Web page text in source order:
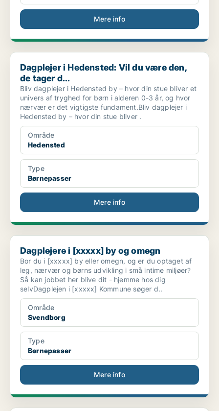
Mere info
Dagplejer i Hedensted: Vil du være den, de tager d...
Dagplejer i Hedensted: Vil du være den,
de tager d...
Bliv dagplejer i Hedensted by – hvor din stue bliver et
univers af tryghed for børn i alderen 0-3 år, og hvor
nærvær er det vigtigste fundament.Bliv dagplejer i
Hedensted by – hvor din stue bliver .
Område
Hedensted
Type
Børnepasser
Mere info
Dagplejere i [xxxxx] by og omegn
Dagplejere i [xxxxx] by og omegn
Bor du i [xxxxx] by eller omegn, og er du optaget af
leg, nærvær og børns udvikling i små intime miljøer?
Så kan jobbet her blive dit - hjemme hos dig
selvDagplejen i [xxxxx] Kommune søger d..
Område
Svendborg
Type
Børnepasser
Mere info